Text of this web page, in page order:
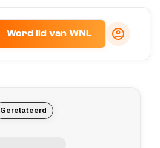
Word lid van WNL
Gerelateerd